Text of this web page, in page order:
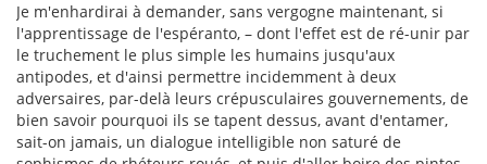
Je m'enhardirai à demander, sans vergogne maintenant, si
l'apprentissage de l'espéranto, – dont l'effet est de ré-unir par
le truchement le plus simple les humains jusqu'aux
antipodes, et d'ainsi permettre incidemment à deux
adversaires, par-delà leurs crépusculaires gouvernements, de
bien savoir pourquoi ils se tapent dessus, avant d'entamer,
sait-on jamais, un dialogue intelligible non saturé de